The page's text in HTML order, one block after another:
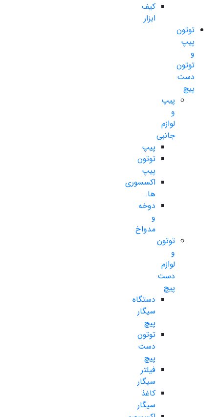
کیف
ابزار
توتون
پیپ
و
توتون
دست
پیچ
پیپ
و
لوازم
جانبی
پیپ
توتون
پیپ
اکسسوری
ها..
دوخه
و
مدواخ
توتون
و
لوازم
دست
پیچ
دستگاه
سیگار
پیچ
توتون
دست
پیچ
فیلتر
سیگار
کاغذ
سیگار